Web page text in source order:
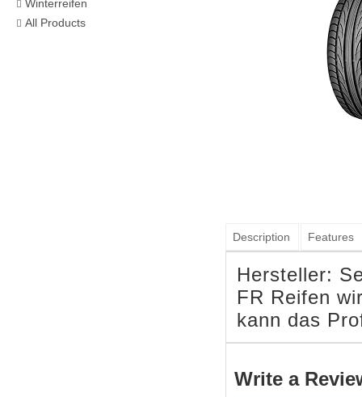
Description Features
Hersteller:
FR Reifen
kann das
Write a
Winterreifen
All Products